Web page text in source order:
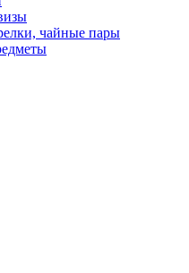
чайные пары